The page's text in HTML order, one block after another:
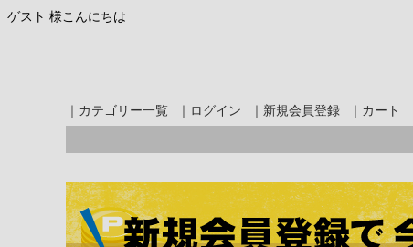
ゲスト 様こんにちは
｜カテゴリー一覧 ｜ログイン ｜新規会員登録 ｜カート